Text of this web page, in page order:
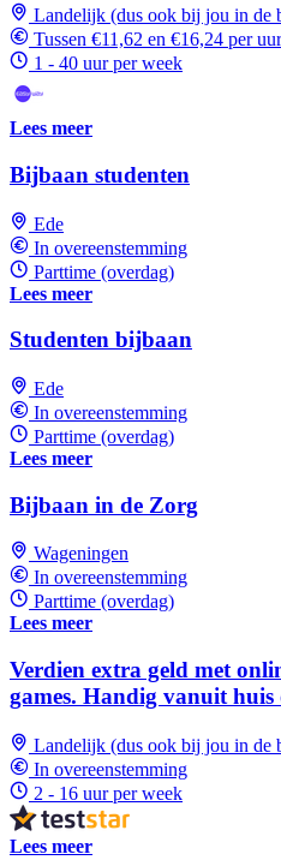
Landelijk (dus ook bij jou in de
Tussen €11,62 en €16,24 per uur
1 - 40 uur per week
Lees meer
Bijbaan studenten
Ede
In overeenstemming
Parttime (overdag)
Lees meer
Studenten bijbaan
Ede
In overeenstemming
Parttime (overdag)
Lees meer
Bijbaan in de Zorg
Wageningen
In overeenstemming
Parttime (overdag)
Lees meer
Verdien extra geld met
games. Handig vanuit huis
Landelijk (dus ook bij jou in de
In overeenstemming
2 - 16 uur per week
Lees meer